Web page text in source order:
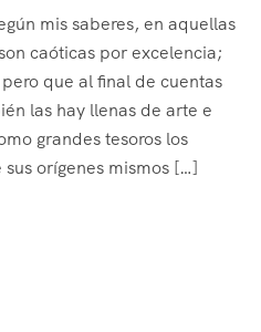
mis saberes, en aquellas
caóticas por excelencia;
que al final de cuentas
las hay llenas de arte e
grandes tesoros los
orígenes mismos […]